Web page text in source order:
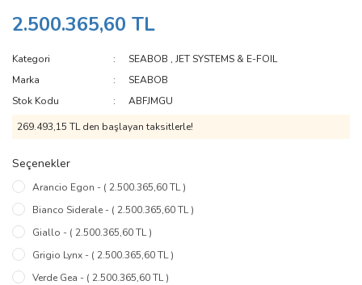
2.500.365,60 TL
Kategori SEABOB ,JET SYSTEMS & E-FOIL
Marka
SEABOB
Stok Kodu
ABFJMGU
269.493,15 TL den başlayan taksitlerle!
Seçenekler
Arancio Egon - ( 2.500.365,60 TL )
Bianco Siderale - ( 2.500.365,60 TL )
Giallo - ( 2.500.365,60 TL )
Grigio Lynx - ( 2.500.365,60 TL )
Verde Gea - ( 2.500.365,60 TL )